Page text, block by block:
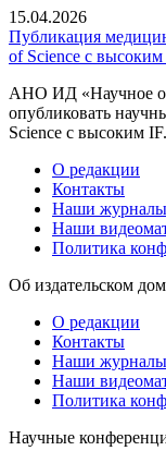
15.04.2026
Публикация
of Science с
АНО ИД «Научное
опубликовать
Science с высоким IF.
О редакции
Контакты
Наши журналы
Наши
Политика
Об издательском
О редакции
Контакты
Наши журналы
Наши
Политика
Научные